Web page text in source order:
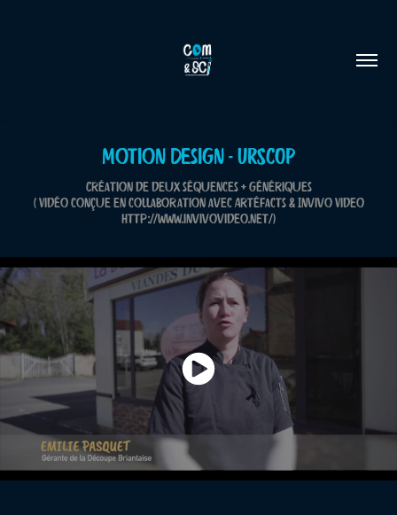
Motion Design - URSCOP
Création de deux séquences + génériques
( Vidéo conçue en collaboration avec Artéfacts & Invivo Video
http://www.invivovideo.net/)